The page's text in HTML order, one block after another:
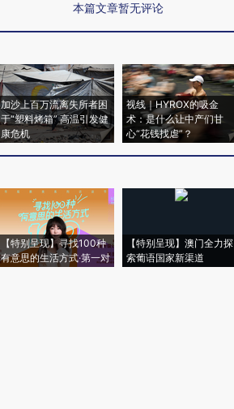
本篇文章暂无评论
加沙上百万流离失所者困
于“塑料烤箱” 高温引发健
康危机
视线｜HYROX的吸金
术：是什么让中产们甘
心“花钱找虐”？
【特别呈现】寻找100种
有意思的生活方式·第一对
【特别呈现】澳门全力探
索葡语国家新渠道